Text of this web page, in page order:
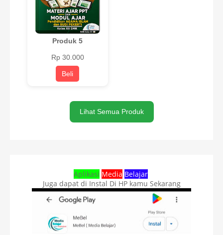
Produk 5
Rp 30.000
Beli
Lihat Semua Produk
Aplikasi Media Belajar
Juga dapat di Instal Di HP kamu Sekarang